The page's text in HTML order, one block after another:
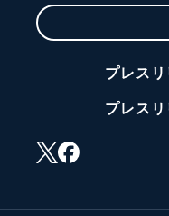
プレス
プレス